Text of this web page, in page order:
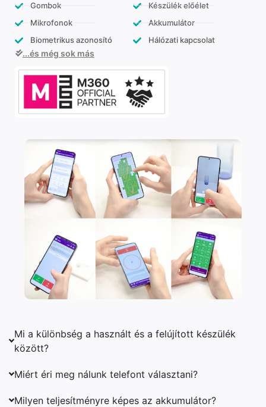
Gombok
Mikrofonok
Biometrikus azonosító
Készülék előélet
Akkumulátor
Hálózati kapcsolat
...és még sok más
Mi a különbség a használt és a felújított készülék
között?
Miért éri meg nálunk telefont választani?
Milyen teljesítményre képes az akkumulátor?